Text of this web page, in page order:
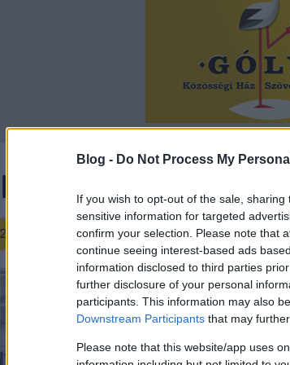
Blog - Do Not Process My
If you wish to opt-out of the sale,
sensitive information for targeted
confirm your selection. Please note that
continue seeing interest-based ads
information disclosed to third parties
further disclosure of your personal
participants. This information may also
Downstream Participants that may
Please note that this website/app uses
Három éve
2013.02.09. 11:30beeni
Demszky 2006-os kampányújsága
hormonbajszos közlekedésbuzi
valamire ráérezhettem akkor, amikor
ahelyett, hogy visszakézből a